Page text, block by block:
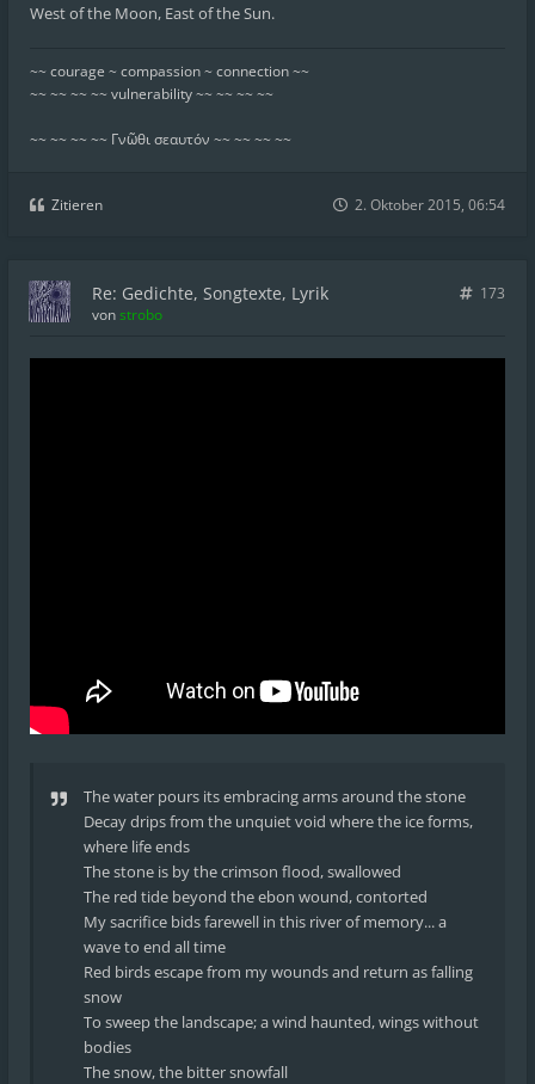
West of the Moon, East of the Sun.
~~ courage ~ compassion ~ connection ~~
~~ ~~ ~~ ~~ vulnerability ~~ ~~ ~~ ~~
~~ ~~ ~~ ~~ Γνῶθι σεαυτόν ~~ ~~ ~~ ~~
Zitieren 2. Oktober 2015, 06:54
Re: Gedichte, Songtexte, Lyrik
173
vonstrobo
The water pours its embracing arms around the stone
Decay drips from the unquiet void where the ice forms,
where life ends
The stone is by the crimson flood, swallowed
The red tide beyond the ebon wound, contorted
My sacrifice bids farewell in this river of memory... a
wave to end all time
Red birds escape from my wounds and return as falling
snow
To sweep the landscape; a wind haunted, wings without
bodies
The snow, the bitter snowfall